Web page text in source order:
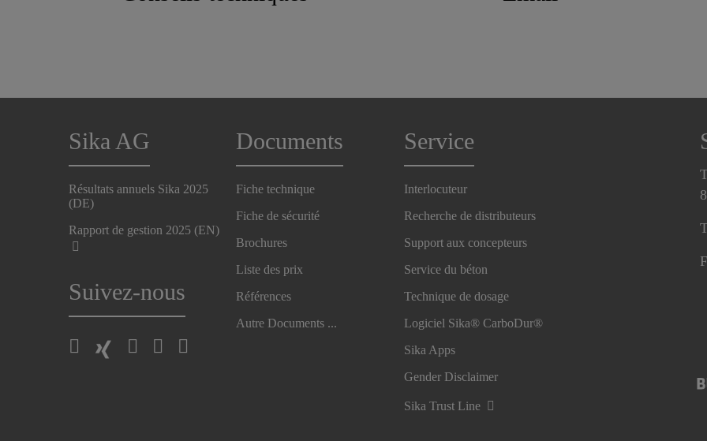
Sika AG
Résultats annuels Sika 2025
(DE)
Rapport de gestion 2025 (EN)
Suivez-nous
Documents
Fiche technique
Fiche de sécurité
Brochures
Liste des prix
Références
Autre Documents ...
Service
Interlocuteur
Recherche de distributeurs
Support aux concepteurs
Service du béton
Technique de dosage
Logiciel Sika® CarboDur®
Sika Apps
Gender Disclaimer
Sika Trust Line